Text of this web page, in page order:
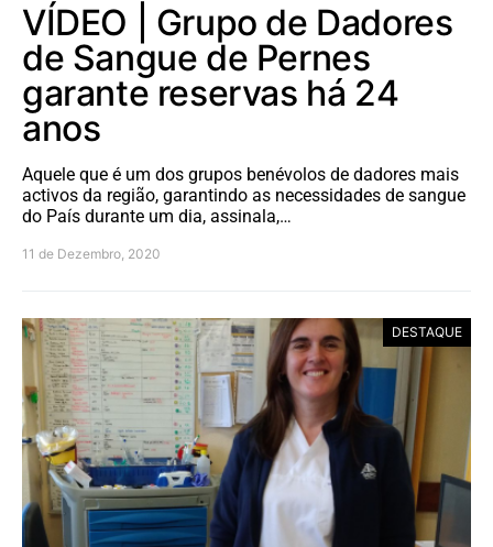
VÍDEO | Grupo de Dadores
de Sangue de Pernes
garante reservas há 24
anos
Aquele que é um dos grupos benévolos de dadores mais
activos da região, garantindo as necessidades de sangue
do País durante um dia, assinala,…
11 de Dezembro, 2020
DESTAQUE